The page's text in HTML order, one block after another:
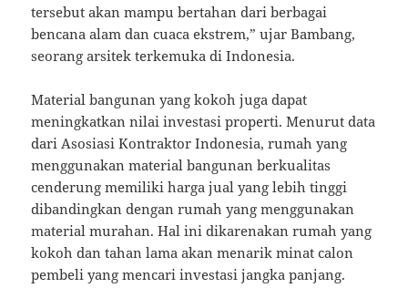
tersebut akan mampu bertahan dari berbagai
bencana alam dan cuaca ekstrem,” ujar Bambang,
seorang arsitek terkemuka di Indonesia.
Material bangunan yang kokoh juga dapat
meningkatkan nilai investasi properti. Menurut data
dari Asosiasi Kontraktor Indonesia, rumah yang
menggunakan material bangunan berkualitas
cenderung memiliki harga jual yang lebih tinggi
dibandingkan dengan rumah yang menggunakan
material murahan. Hal ini dikarenakan rumah yang
kokoh dan tahan lama akan menarik minat calon
pembeli yang mencari investasi jangka panjang.